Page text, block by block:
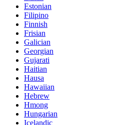
Estonian
Filipino
Finnish
Frisian
Galician
Georgian
Gujarati
Haitian
Hausa
Hawaiian
Hebrew
Hmong
Hungarian
Icelandic